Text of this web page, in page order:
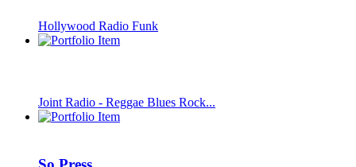
Hollywood Radio Funk
Joint Radio - Reggae Blues Rock...